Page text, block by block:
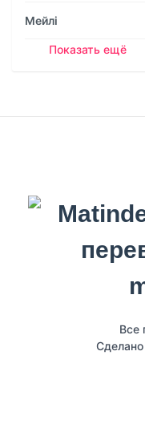
Мейлі
Показать ещё
Все